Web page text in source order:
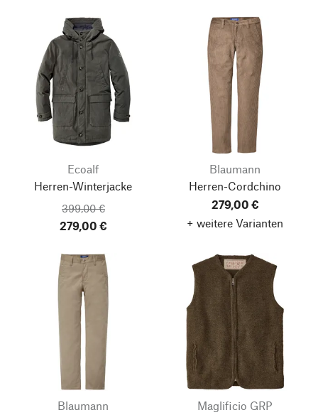
Ecoalf
Herren-Winterjacke
399,00 €
279,00 €
Blaumann
Herren-Cordchino
279,00 €
+ weitere Varianten
Blaumann
Maglificio GRP